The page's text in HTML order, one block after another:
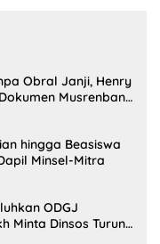
Obral Janji, Henry
Musrenbang
hingga Beasiswa
Minsel-Mitra
ODGJ
Minta Dinsos Turun